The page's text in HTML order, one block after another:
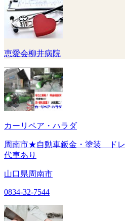
恵愛会柳井病院
カーリペア・ハラダ
周南市★自動車鈑金・塗装 ド
代車あり
山口県周南市
0834-32-7544